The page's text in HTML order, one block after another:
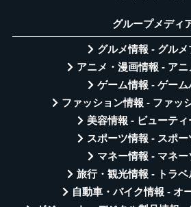
グループメディ
グルメ情報 - グルメ
アニメ・漫画情報 - アニ
ゲーム情報 - ゲーム
ファッション情報 - ファッ
美容情報 - ビューティ
スポーツ情報 - スポ
マネー情報 - マネー
旅行・観光情報 - トラベ
自動車・バイク情報 - オ